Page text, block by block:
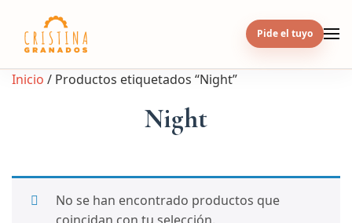
content
Pide el tuyo
Inicio / Productos etiquetados “Night”
Night
No se han encontrado productos que